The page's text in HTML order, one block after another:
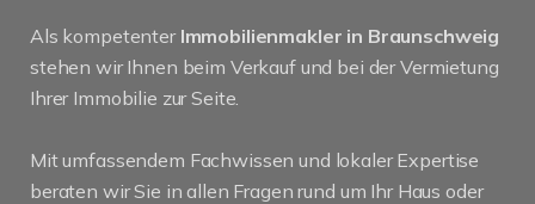
Als kompetenter Immobilienmakler in Braunschweig
stehen wir Ihnen beim Verkauf und bei der Vermietung
Ihrer Immobilie zur Seite.
Mit umfassendem Fachwissen und lokaler Expertise
beraten wir Sie in allen Fragen rund um Ihr Haus oder